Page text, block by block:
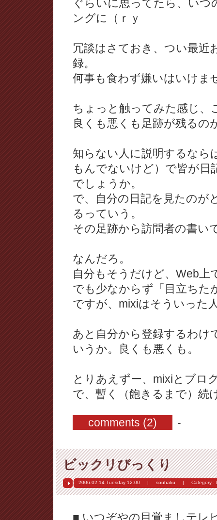
ぐらいに思ってたら、い
ングに（ｒｙ
冗談はさておき、つい最近
録。
何事も食わず嫌いはいけま
ちょっと触ってみた感じ、
良くも悪くも足跡が残るの
知らない人に説明するなら
もんでないけど）で皆が
でしょうか。
で、自分の日記を見たのが
るっていう。
その足跡から訪問者の書い
なんだろ。
自分もそうだけど、Web上
でも少なからず「目立ちた
ですが、mixiはそういった
あと自分から登録するわけ
いうか。良くも悪くも。
とりあえずー、mixiとブロ
で、暫く（飽きるまで）続
comments (2) -
ビックリびっくり
2006.02.14 Tuesday 12:00 | souhaku | Category :
■ いつぞやの目覚ましテレ